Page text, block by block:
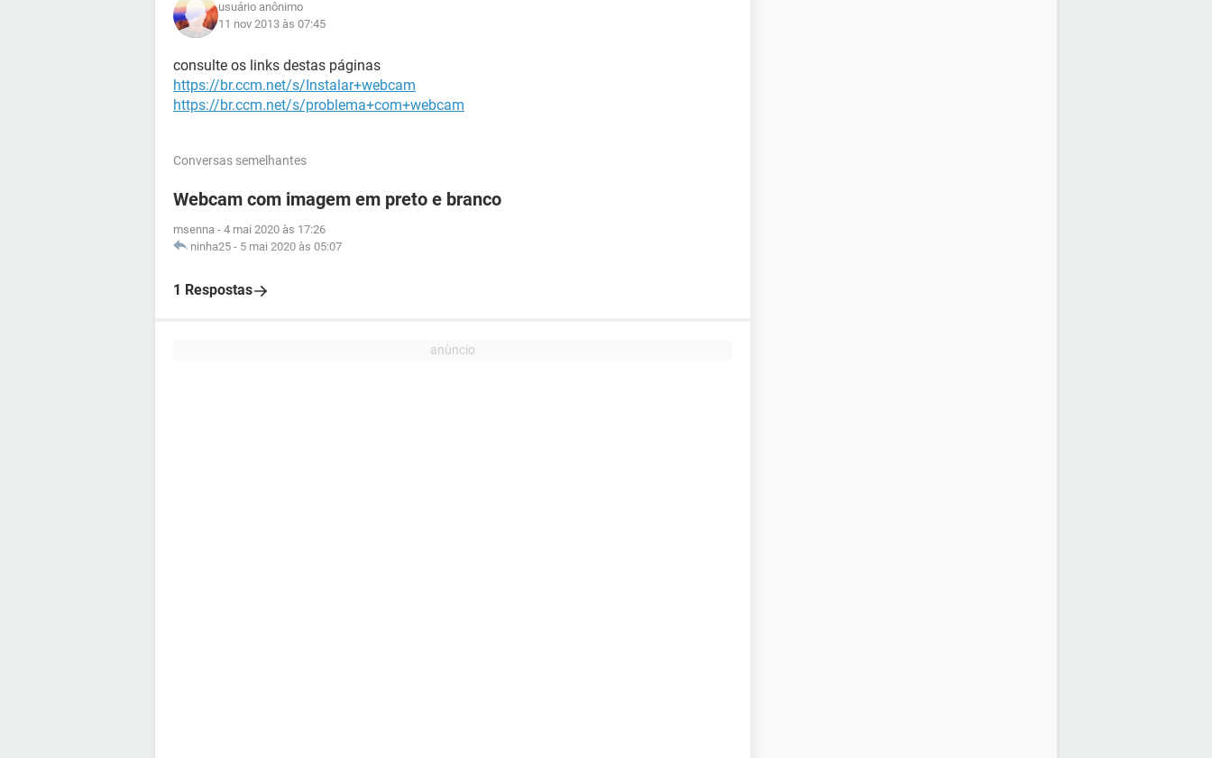
usuário anônimo
11 nov 2013 às 07:45
consulte os links destas páginas
https://br.ccm.net/s/Instalar+webcam
https://br.ccm.net/s/problema+com+webcam
Conversas semelhantes
Webcam com imagem em preto e branco
msenna - 4 mai 2020 às 17:26
ninha25 - 5 mai 2020 às 05:07
1 Respostas